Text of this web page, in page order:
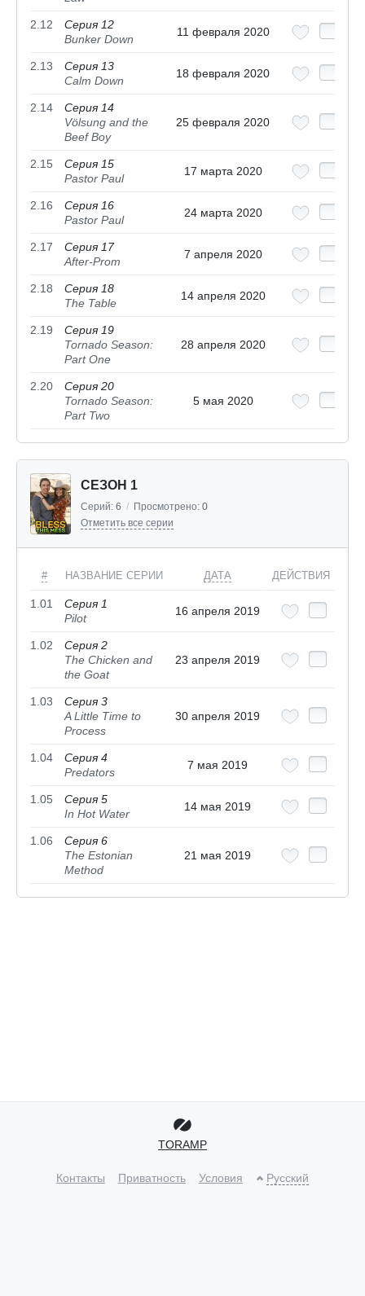
2.12
Серия 12
Bunker Down
11 февраля 2020
2.13
Серия 13
Calm Down
18 февраля 2020
2.14
Серия 14
Völsung and the
Beef Boy
25 февраля 2020
2.15
Серия 15
Pastor Paul
17 марта 2020
2.16
Серия 16
Pastor Paul
24 марта 2020
2.17
Серия 17
After-Prom
7 апреля 2020
2.18
Серия 18
The Table
14 апреля 2020
2.19
Серия 19
Tornado Season:
Part One
28 апреля 2020
2.20
Серия 20
Tornado Season:
Part Two
5 мая 2020
СЕЗОН 1
Серий: 6 / Просмотрено: 0
Отметить все серии
# НАЗВАНИЕ СЕРИИ ДАТА ДЕЙСТВИЯ
1.01
Серия 1
Pilot
16 апреля 2019
1.02
Серия 2
The Chicken and
the Goat
23 апреля 2019
1.03
Серия 3
A Little Time to
Process
30 апреля 2019
1.04
Серия 4
Predators
7 мая 2019
1.05
Серия 5
In Hot Water
14 мая 2019
1.06
Серия 6
The Estonian
Method
21 мая 2019
TORAMP
Контакты Приватность Условия Русский